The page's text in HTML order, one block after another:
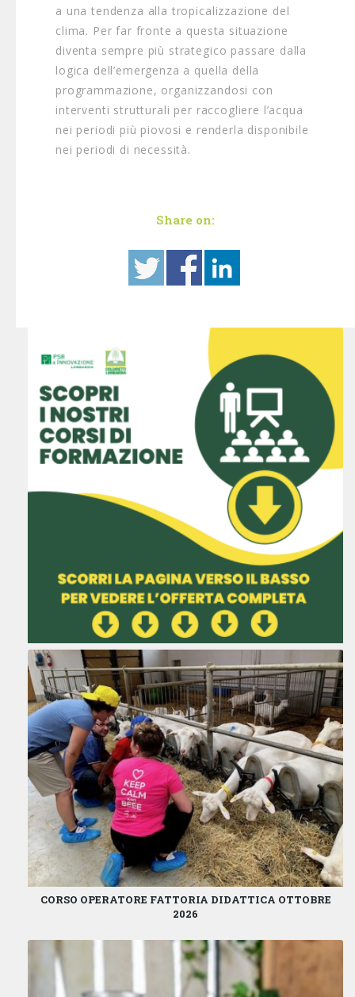
a una tendenza alla tropicalizzazione del
clima. Per far fronte a questa situazione
diventa sempre più strategico passare dalla
logica dell’emergenza a quella della
programmazione, organizzandosi con
interventi strutturali per raccogliere l’acqua
nei periodi più piovosi e renderla disponibile
nei periodi di necessità.
Share on:
CORSO OPERATORE FATTORIA DIDATTICA OTTOBRE
2026